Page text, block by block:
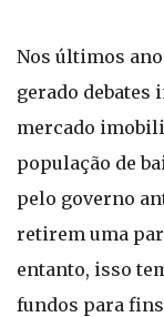
Nos últimos
gerado debates
mercado
população de
pelo governo
retirem uma
entanto, isso
fundos para